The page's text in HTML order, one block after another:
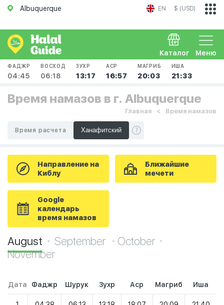
Albuquerque EN $ (USD)
Меню
Каталог
ФАДЖР
04:45
ВОСХОД
06:18
ЗУХР
13:17
АСР
16:57
МАГРИБ
20:03
ИША
21:33
Время намазов в г. Albuquerque
Главная Время намазов
Время расчета
Направление на
Киблу
Ближайшие
мечети
Google
календарь
время намазов
August September
October
November
Дата Фаджр Шурук Зухр Аср Магриб Иша